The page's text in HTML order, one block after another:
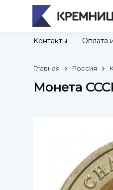
Контакты Оплата
Главная Россия
Монета